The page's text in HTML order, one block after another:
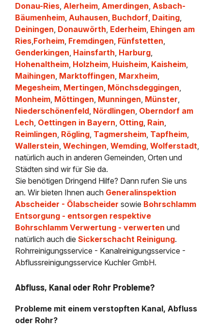
Donau-Ries,Alerheim,Amerdingen,Asbach-
Bäumenheim,Auhausen, Buchdorf, Daiting,
Deiningen, Donauwörth, Ederheim, Ehingen am
Ries,Forheim, Fremdingen, Fünfstetten,
Genderkingen, Hainsfarth, Harburg,
Hohenaltheim, Holzheim, Huisheim, Kaisheim,
Maihingen, Marktoffingen, Marxheim,
Megesheim, Mertingen, Mönchsdeggingen,
Monheim, Möttingen, Munningen, Münster,
Niederschönenfeld, Nördlingen, Oberndorf am
Lech, Oettingen in Bayern, Otting, Rain,
Reimlingen, Rögling, Tagmersheim, Tapfheim,
Wallerstein,Wechingen,Wemding,Wolferstadt,
natürlich auch in anderen Gemeinden, Orten und
Städten sind wir für Sie da.
Sie benötigen Dringend Hilfe? Dann rufen Sie uns
an. Wir bieten Ihnen auch Generalinspektion
Abscheider - Ölabscheider sowie Bohrschlamm
Entsorgung - entsorgen respektive
Bohrschlamm Verwertung - verwerten und
natürlich auch dieSickerschacht Reinigung.
Rohrreinigungsservice - Kanalreinigungsservice -
Abflussreinigungsservice Kuchler GmbH.
Abfluss, Kanal oder Rohr Probleme?
Probleme mit einem verstopften Kanal, Abfluss
oder Rohr?